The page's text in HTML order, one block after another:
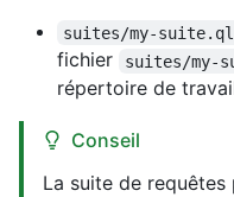
suites/my-
fichier
suites/my-
répertoire de
Conseil
La suite de